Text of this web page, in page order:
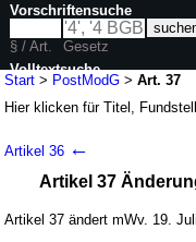
Start > PostModG >Art. 37
Hier klicken fürTitel,
(PostModG)
G. v. 15.07.2024 BGBl. 2024
50 Änderungen |
Artikel 36 ←
Artikel 37
Artikel 37 ändert mWv. 19.
Vorschriftensuche
§ / Art.
Gesetz
Volltextsuche
nur in PostModG